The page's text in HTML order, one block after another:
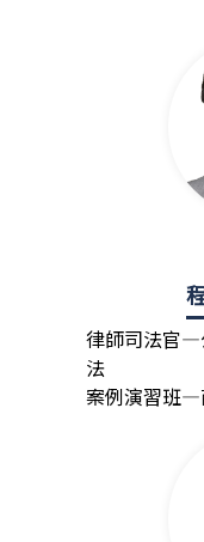
律師司法官—
法
案例演習班—